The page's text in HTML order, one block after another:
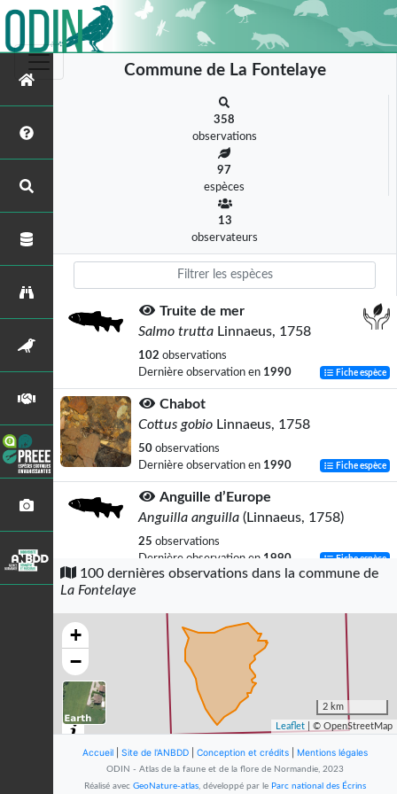
Commune de La Fontelaye
358
observations
97
espèces
13
observateurs
Truite de mer
Salmo trutta Linnaeus, 1758
102 observations
Dernière observation en 1990 Fiche espèce
Chabot
Cottus gobio Linnaeus, 1758
50 observations
Dernière observation en 1990 Fiche espèce
Anguille d’Europe
Anguilla anguilla (Linnaeus, 1758)
25 observations
Dernière observation en 1990 Fiche espèce
Gasterosteus aculeatusLinnaeus, 1758
observations
Dernière observation en1990 Fiche espèce
Lamproie de Planer
Lampetra planeri(Bloch, 1784)
observations
Goéland brun
100 dernières observations dans la commune de
La Fontelaye
+
−
2 km
Leaflet | © OpenStreetMap
Accueil Site de l'ANBDD Conception et crédits Mentions légales
ODIN - Atlas de la faune et de la flore de Normandie, 2023
Réalisé avec GeoNature-atlas, développé par le Parc national des Écrins